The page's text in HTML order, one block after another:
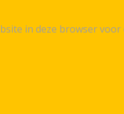
in deze browser